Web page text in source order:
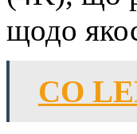
щодо
CO